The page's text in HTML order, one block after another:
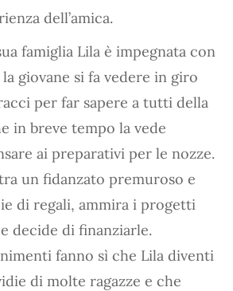
dell’amica.
famiglia Lila è impegnata con
la giovane si fa vedere in giro
per far sapere a tutti della
in breve tempo la vede
ai preparativi per le nozze.
un fidanzato premuroso e
di regali, ammira i progetti
decide di finanziarle.
fanno sì che Lila diventi
di molte ragazze e che